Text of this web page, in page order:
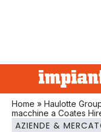
Home » Haulotte
macchine a Coates
AZIENDE &